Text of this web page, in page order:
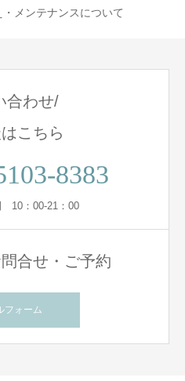
メンテナンスについて
合わせ/
こちら
8383
10：00-21：00
合せ・ご予約
フォーム